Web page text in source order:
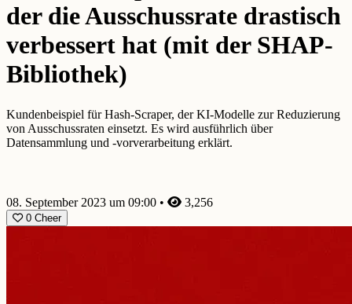
der die Ausschussrate drastisch
verbessert hat (mit der SHAP-
Bibliothek)
Kundenbeispiel für Hash-Scraper, der KI-Modelle zur Reduzierung
von Ausschussraten einsetzt. Es wird ausführlich über
Datensammlung und -vorverarbeitung erklärt.
08. September 2023 um 09:00 • 3,256
0 Cheer